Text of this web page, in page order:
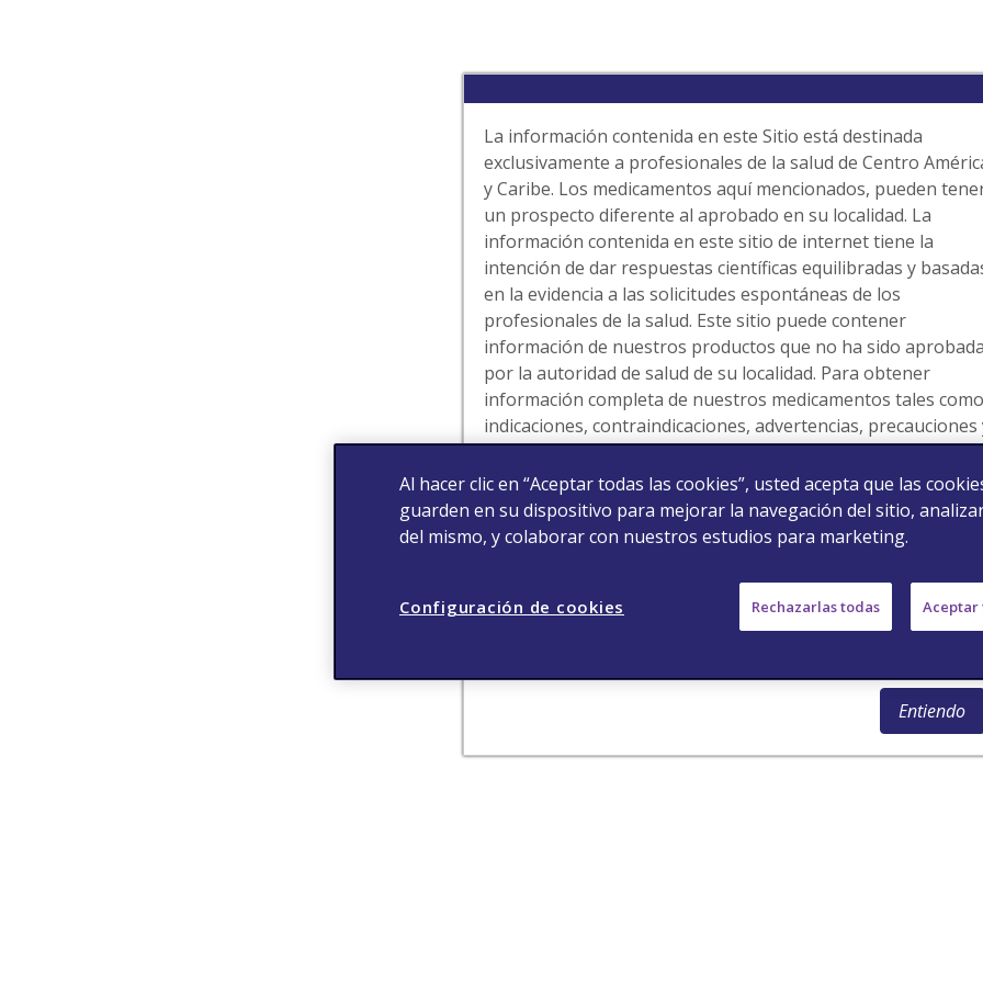
La información contenida en este Sitio está destinada
exclusivamente a profesionales de la salud de Centro
y Caribe. Los medicamentos aquí mencionados, pueden
un prospecto diferente al aprobado en su localidad. La
información contenida en este sitio de internet tiene la
intención de dar respuestas científicas equilibradas y
en la evidencia a las solicitudes espontáneas de los
profesionales de la salud. Este sitio puede contener
información de nuestros productos que no ha sido aprobada
por la autoridad de salud de su localidad. Para obtener
información completa de nuestros medicamentos tales como
indicaciones, contraindicaciones, advertencias, precauciones
eventos adversos, consulte la información para prescribir
vigente del producto correspondiente. La información clínica
ofrecida en este sitio de internet no pretende dar un consejo
médico. La atención de los pacientes es estricta
de su licencia profesional, experiencia y conocimiento del
paciente. En lo no contemplado en este aviso, aplicarán los
Términos y Condiciones de los Sitios Viatris.
Entiendo
Al hacer clic en “Aceptar todas las cookies”, usted acepta que las
guarden en su dispositivo para mejorar la navegación del sitio,
del mismo, y colaborar con nuestros estudios para marketing.
Configuración de cookies Rechazarlas todas Aceptar